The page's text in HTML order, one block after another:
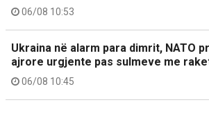
06/08 10:53
Ukraina në alarm para dimrit, NATO
ajrore urgjente pas sulmeve me
06/08 10:45